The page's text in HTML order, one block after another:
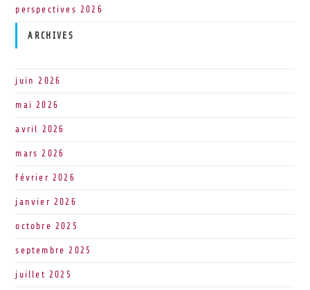
perspectives 2026
ARCHIVES
juin 2026
mai 2026
avril 2026
mars 2026
février 2026
janvier 2026
octobre 2025
septembre 2025
juillet 2025